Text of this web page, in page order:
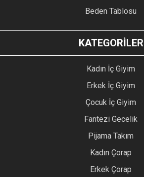
Beden Tablosu
KATEGORİLER
Kadın İç Giyim
Erkek İç Giyim
Çocuk İç Giyim
Fantezi Gecelik
Pijama Takım
Kadın Çorap
Erkek Çorap